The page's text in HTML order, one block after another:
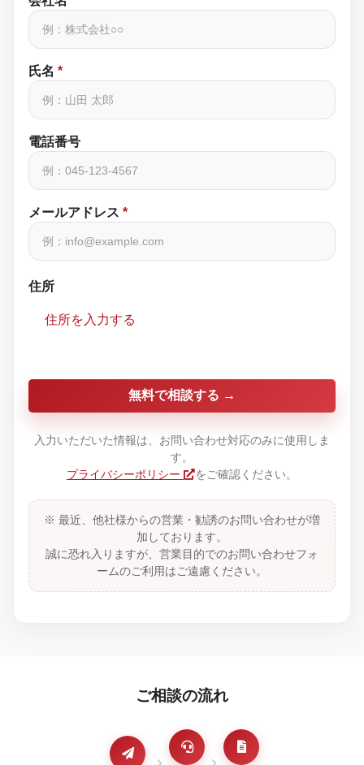
氏名 *
電話番号
メールアドレス *
住所
住所を入力する
無料で相談する
入力いただいた情報は、お問い合わせ対応のみに使用しま
す。
プライバシーポリシー
をご確認ください。
※ 最近、他社様からの営業・勧誘のお問い合わせが増
加しております。
誠に恐れ入りますが、営業目的でのお問い合わせフォ
ームのご利用はご遠慮ください。
ご相談の流れ